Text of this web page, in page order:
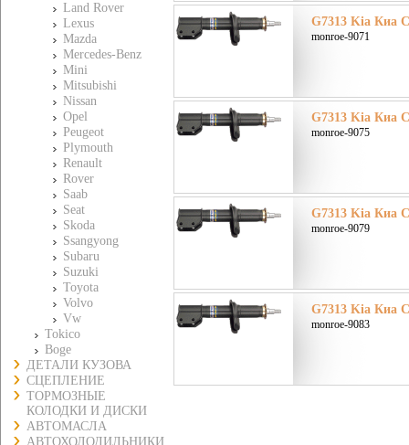
Land Rover
Lexus
Mazda
Mercedes-Benz
Mini
Mitsubishi
Nissan
Opel
Peugeot
Plymouth
Renault
Rover
Saab
Seat
Skoda
Ssangyong
Subaru
Suzuki
Toyota
Volvo
Vw
Tokico
Boge
ДЕТАЛИ КУЗОВА
СЦЕПЛЕНИЕ
ТОРМОЗНЫЕ
КОЛОДКИ И ДИСКИ
АВТОМАСЛА
АВТОХОЛОДИЛЬНИКИ
G7313 Kia Киа
monroe-9071
G7313 Kia Киа
monroe-9075
G7313 Kia Киа
monroe-9079
G7313 Kia Киа
monroe-9083